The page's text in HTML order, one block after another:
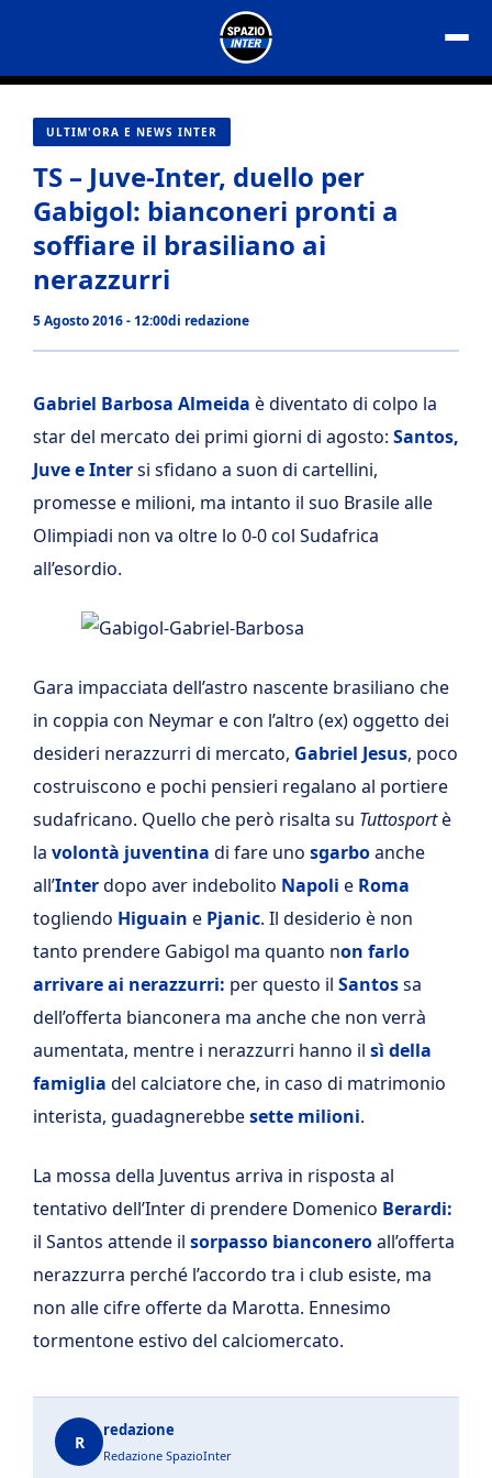
contenuto
ULTIM'ORA E NEWS INTER
TS – Juve-Inter, duello per
Gabigol: bianconeri pronti a
soffiare il brasiliano ai
nerazzurri
5 Agosto 2016 - 12:00di redazione
Gabriel Barbosa Almeida è diventato di colpo la
star del mercato dei primi giorni di agosto: Santos,
Juve e Intersi sfidano a suon di cartellini,
promesse e milioni, ma intanto il suo Brasile alle
Olimpiadi non va oltre lo 0-0 col Sudafrica
all’esordio.
Gara impacciata dell’astro nascente brasiliano che
in coppia con Neymar e con l’altro (ex) oggetto dei
desideri nerazzurri di mercato, Gabriel Jesus, poco
costruiscono e pochi pensieri regalano al portiere
sudafricano. Quello che però risalta su Tuttosportè
la volontà juventina di fare uno sgarboanche
all’Interdopo aver indebolito Napoli e Roma
togliendo Higuain e Pjanic. Il desiderio è non
tanto prendere Gabigol ma quanto non farlo
arrivare ai nerazzurri: per questo il Santossa
dell’offerta bianconera ma anche che non verrà
aumentata, mentre i nerazzurri hanno il sì della
famiglia del calciatore che, in caso di matrimonio
interista, guadagnerebbesette milioni.
La mossa della Juventus arriva in risposta al
tentativo dell’Inter di prendere Domenico Berardi:
il Santos attende il sorpasso bianconeroall’offerta
nerazzurra perché l’accordo tra i club esiste, ma
non alle cifre offerte da Marotta. Ennesimo
tormentone estivo del calciomercato.
R
redazione
Redazione SpazioInter